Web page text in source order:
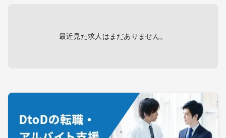
最近見た求人はまだありません。